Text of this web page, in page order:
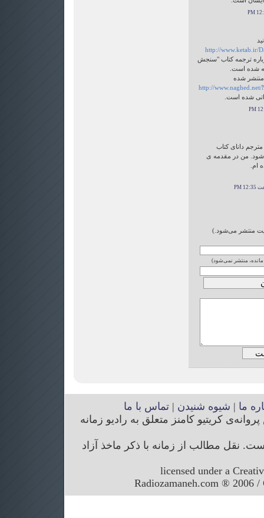
http://www.ketab.ir/
ترجمه کتاب "سنجش
شده است.
منتشر شده
http://
شده است.
دانای کتاب
شود. من در مقدمه ی
ام.
منتشر می‌شود.)
مانده، منتشر نمی‌شود)
ما | شیوه شنیدن |تماس با ما
کریتیو کامنز متعلق به رادیو زمانه
نقل مطالب از زمانه با ذکر ماخذ آزاد
licensed under a